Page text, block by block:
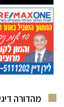
מהדורה